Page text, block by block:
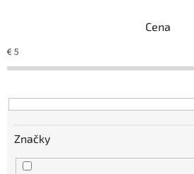
r
o
u
k
Cena
€5
Značky